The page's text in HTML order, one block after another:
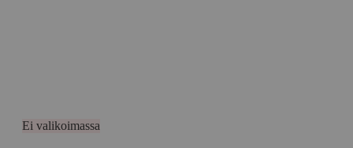
Ei valikoimassa